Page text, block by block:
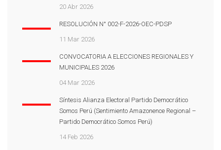
20 Abr 2026
RESOLUCIÓN N° 002-F-2026-OEC-PDSP
11 Mar 2026
CONVOCATORIA A ELECCIONES REGIONALES Y
MUNICIPALES 2026
04 Mar 2026
Síntesis Alianza Electoral Partido Democrático
Somos Perú (Sentimiento Amazonence Regional –
Partido Democrático Somos Perú)
14 Feb 2026